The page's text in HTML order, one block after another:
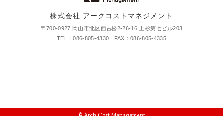
株式会社 アークコストマネジメント
〒700-0927 岡山市北区西古松2-26-16 上杉第七ビル203
TEL：086-805-4330 FAX：086-805-4335